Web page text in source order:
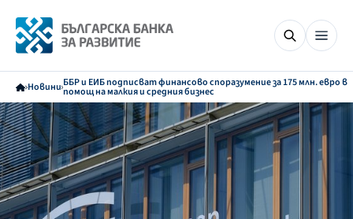
Новини ББР и ЕИБ подписват финансово споразумение за 175 млн. евро в
помощ на малкия и средния бизнес